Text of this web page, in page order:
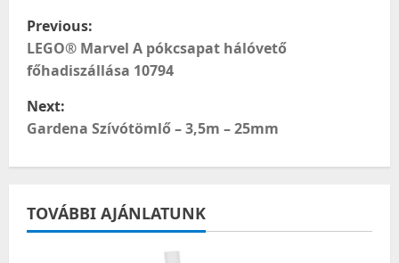
P
o
s
t
n
a
v
Previous:
LEGO® Marvel A pókcsapat hálóvető
főhadiszállása 10794
Next:
Gardena Szívótömlő – 3,5m – 25mm
TOVÁBBI AJÁNLATUNK